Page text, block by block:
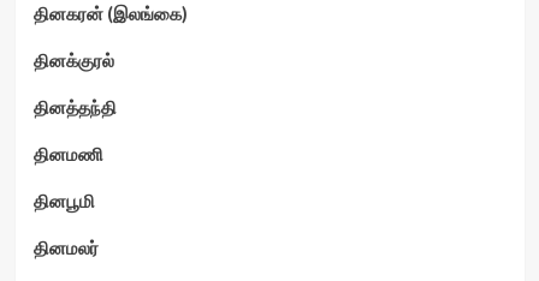
தினகரன் (இலங்கை)
தினக்குரல்
தினத்தந்தி
தினமணி
தினபூமி
தினமலர்